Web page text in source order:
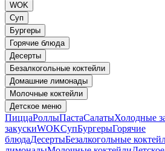
WOK
Суп
Бургеры
Горячие блюда
Десерты
Безалкогольные коктейли
Домашние лимонады
Молочные коктейли
Детское меню
ПиццаРоллыПастаСалатыХолодные
закускиWOKСупБургерыГорячие
блюдаДесертыБезалкогольные